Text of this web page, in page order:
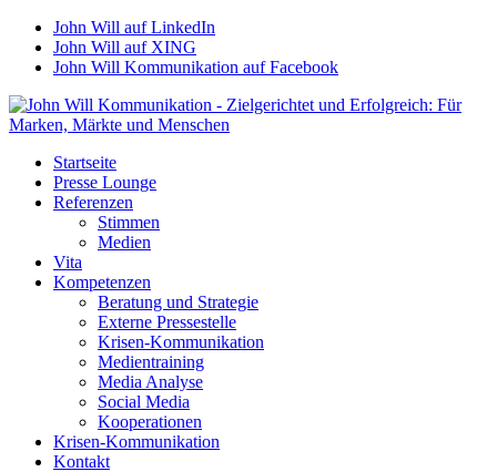
John Will auf LinkedIn
John Will auf XING
John Will Kommunikation auf Facebook
Startseite
Presse Lounge
Referenzen
Stimmen
Medien
Vita
Kompetenzen
Beratung und Strategie
Externe Pressestelle
Krisen-Kommunikation
Medientraining
Media Analyse
Social Media
Kooperationen
Krisen-Kommunikation
Kontakt